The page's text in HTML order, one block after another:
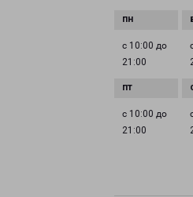
с 10:00 до
21:00
с 10:00 до
21:00